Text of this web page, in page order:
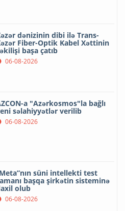
dənizinin dibi ilə Trans-
Fiber-Optik Kabel Xəttinin
başa çatıb
06-08-2026
a "Azərkosmos"la bağlı
səlahiyyətlər verilib
06-08-2026
süni intellekti test
başqa şirkətin sisteminə
olub
06-08-2026